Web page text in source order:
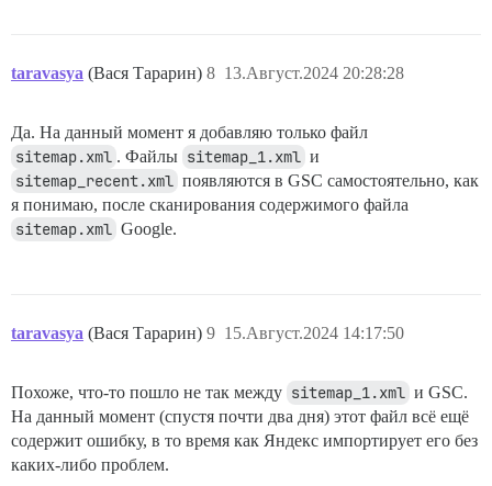
taravasya (Вася Тарарин) 13.Август.2024 20:28:28
8
Да. На данный момент я добавляю только файл
sitemap.xml . Файлы sitemap_1.xml и
sitemap_recent.xml появляются в GSC самостоятельно, как
я понимаю, после сканирования содержимого файла
sitemap.xml Google.
taravasya (Вася Тарарин) 15.Август.2024 14:17:50
9
Похоже, что-то пошло не так между sitemap_1.xml и GSC.
На данный момент (спустя почти два дня) этот файл всё ещё
содержит ошибку, в то время как Яндекс импортирует его без
каких-либо проблем.